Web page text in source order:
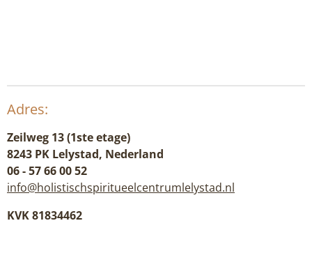
Adres:
Zeilweg 13 (1ste etage)
8243 PK Lelystad, Nederland
06 - 57 66 00 52
info@holistischspiritueelcentrumlelystad.nl
KVK 81834462